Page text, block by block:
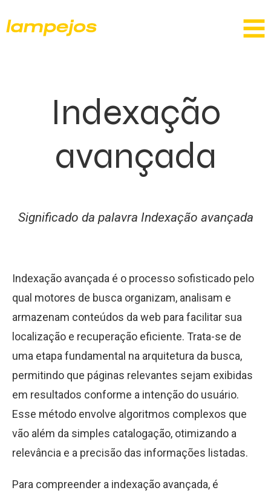
Indexação
avançada
Significado da palavra Indexação avançada
Indexação avançada é o processo sofisticado pelo
qual motores de busca organizam, analisam e
armazenam conteúdos da web para facilitar sua
localização e recuperação eficiente. Trata-se de
uma etapa fundamental na arquitetura da busca,
permitindo que páginas relevantes sejam exibidas
em resultados conforme a intenção do usuário.
Esse método envolve algoritmos complexos que
vão além da simples catalogação, otimizando a
relevância e a precisão das informações listadas.
Para compreender a indexação avançada, é